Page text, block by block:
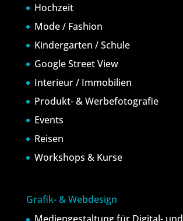
Hochzeit
Mode / Fashion
Kindergarten / Schule
Google Street View
Interieur / Immobilien
Produkt- & Werbefotografie
Events
Reisen
Workshops & Kurse
Grafik- & Webdesign